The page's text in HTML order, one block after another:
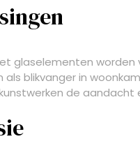
glaselementen worden
als blikvanger in
de